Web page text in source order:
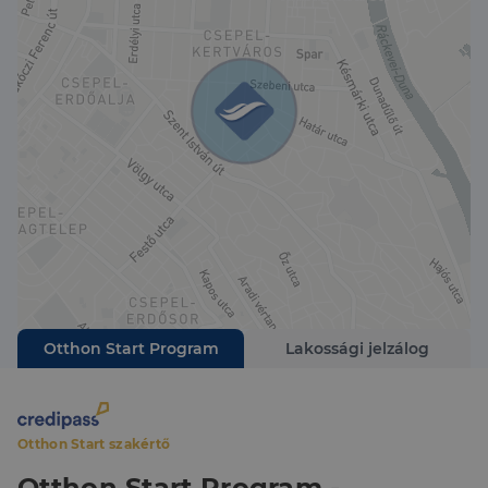
Otthon Start Program Lakossági jelzálog
Otthon Start szakértő